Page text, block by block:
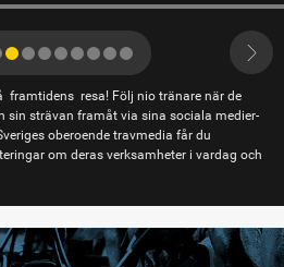
framtidens resa! Följ nio tränare när de
sin strävan framåt via sina sociala medier-
oberoende travmedia får du
om deras verksamheter i vardag och